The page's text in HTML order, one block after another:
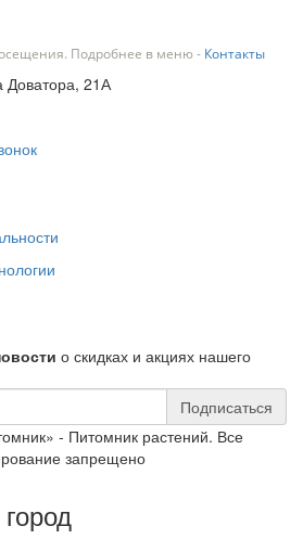
Подробнее в меню - Контакты
Доватора, 21А
о скидках и акциях нашего
Подписаться
- Питомник растений. Все
запрещено